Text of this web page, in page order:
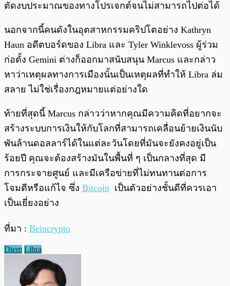
ตัดงบประมาณของทางโปรเจกต์จนไม่สามารถไปต่อได้
นอกจากนี้คนดังในอุตสาหกรรมคริปโตอย่าง Kathryn
Haun อดีตบอร์ดของ Libra และ Tyler Winklevoss ผู้ร่วม
ก่อตั้ง Gemini ต่างก็ออกมาสนับสนุน Marcus และกล่าว
หาว่าเหตุผลทางการเมืองนั้นเป็นเหตุผลที่ทำให้ Libra ล่ม
สลาย ไม่ใช่เรื่องกฎหมายแต่อย่างใด
ท้ายที่สุดนี้ Marcus กล่าวว่าหากคุณมีความคิดที่อยากจะ
สร้างระบบการเงินให้กับโลกที่สามารถเคลื่อนย้ายเงินนับ
พันล้านดอลลาร์ได้ในแต่ละวันโดยที่มันจะยังคงอยู่เป็น
ร้อยปี คุณจะต้องสร้างมันในพื้นที่ ๆ เป็นกลางที่สุด มี
การกระจายศูนย์ และมีเครือข่ายที่ไม่ทนทานต่อการ
โจมตีหรือแก้ไจ ซึ่ง Bitcoin เป็นตัวอย่างชั้นดีที่ควรเอา
เป็นเยี่ยงอย่าง
ที่มา : Beincrypto
Diem Libra